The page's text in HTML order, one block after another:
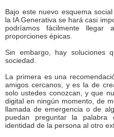
Bajo este nuevo esquema
la IA Generativa se hará casi
podríamos fácilmente llegar
proporciones épicas.
Sin embargo, hay soluciones
sociedad.
La primera es una
amigos cercanos, y es la de
solo ustedes conozcan, y que
digital en ningún momento, de
llamada de emergencia o de
puedan preguntar la
identidad de la persona al otro